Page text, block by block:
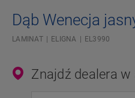
Dąb Wenecja
LAMINAT ELIGNA EL3990
Znajdź dealera